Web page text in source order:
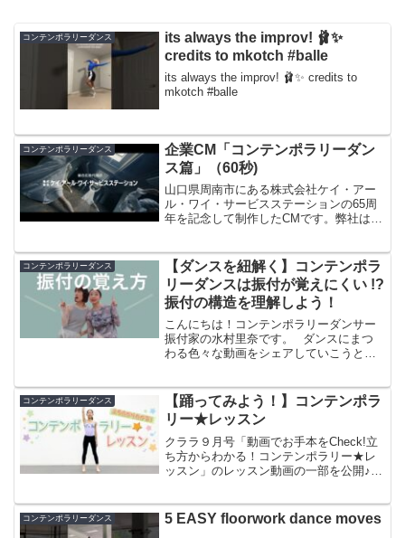
コンテンポラリーダンス
its always the improv! 🩰✨
credits to mkotch #balle
its always the improv! 🩰✨ credits to
mkotch #balle
コンテンポラリーダンス
企業CM「コンテンポラリーダン
ス篇」（60秒)
山口県周南市にある株式会社ケイ・アー
ル・ワイ・サービスステーションの65周
年を記念して制作したCMです。弊社は山
コミュニケーションプランを立案し、マ
スメディアからイン...
コンテンポラリーダンス
【ダンスを紐解く】コンテンポラ
リーダンスは振付が覚えにくい !?
振付の構造を理解しよう！
こんにちは！コンテンポラリーダンサー
振付家の水村里奈です。⠀ダンスにまつ
わる色々な動画をシェアしていこうと思
オープニング1:40 どんな振付の「レクチ
ャー方法」...
コンテンポラリーダンス
【踊ってみよう！】コンテンポラ
リー★レッスン
クララ９月号「動画でお手本をCheck!立
ち方からわかる！コンテンポラリー★レ
ッスン」のレッスン動画の一部を公開♪一
美モデル／山﨑茉莉愛（佐々木三夏バレ
エアカデミー）誌...
コンテンポラリーダンス 5 EASY floorwork dance moves